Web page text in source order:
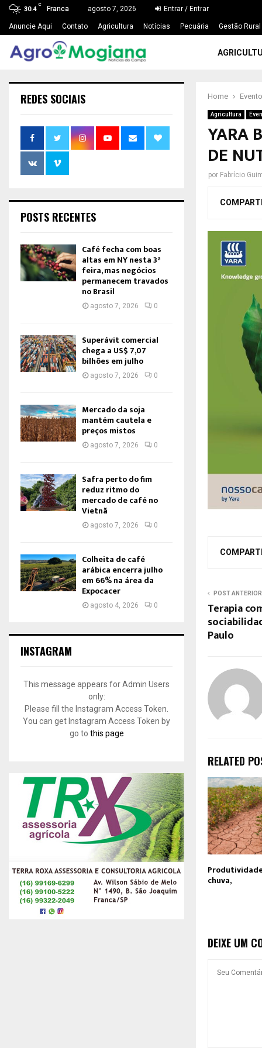
30.4
C
Franca agosto 7, 2026 Entrar / Entrar
Anuncie Aqui Contato Agricultura Notícias Pecuária Gestão Rural
Home
Agricultura
YARA
DE
por Fabrício
POST ANTERIOR
Terapia
Paulo
RELATED
chuva,
DEIXE UM
REDES SOCIAIS
POSTS RECENTES
Café fecha com boas
altas em NY nesta 3ª
feira, mas negócios
permanecem travados
no Brasil
agosto 7, 2026 0
Superávit comercial
chega a US$ 7,07
bilhões em julho
agosto 7, 2026 0
Mercado da soja
mantém cautela e
preços mistos
agosto 7, 2026 0
Safra perto do fim
reduz ritmo do
mercado de café no
Vietnã
agosto 7, 2026 0
Colheita de café
arábica encerra julho
em 66% na área da
Expocacer
agosto 4, 2026 0
INSTAGRAM
This message appears for Admin Users
only:
Please fill the Instagram Access Token.
You can get Instagram Access Token by
go to this page